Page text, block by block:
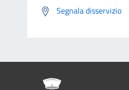
Segnala disservizio